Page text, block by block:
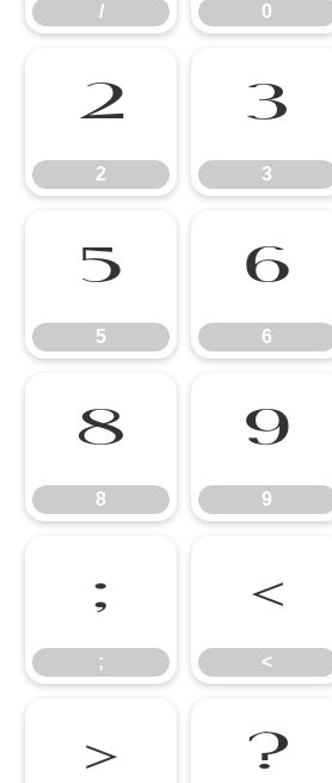
/ 0
2
2
3
3
5
5
6
6
8
8
9
9
;
;
<
<
> ?